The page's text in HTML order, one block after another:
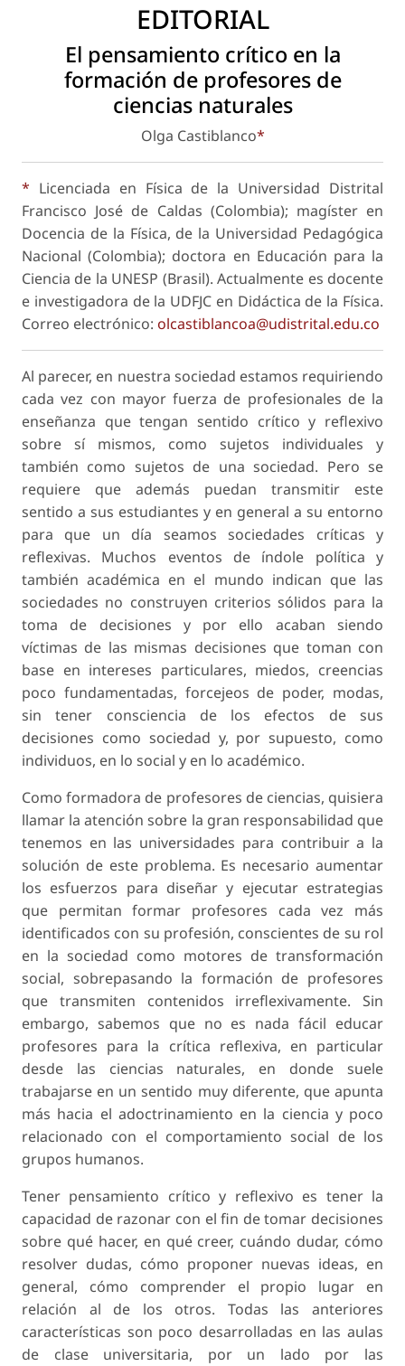
EDITORIAL
El pensamiento crítico en la
formación de profesores de
ciencias naturales
Olga Castiblanco*
* Licenciada en Física de la Universidad Distrital
Francisco José de Caldas (Colombia); magíster en
Docencia de la Física, de la Universidad Pedagógica
Nacional (Colombia); doctora en Educación para la
Ciencia de la UNESP (Brasil). Actualmente es docente
e investigadora de la UDFJC en Didáctica de la Física.
Correo electrónico: olcastiblancoa@udistrital.edu.co
Al parecer, en nuestra sociedad estamos requiriendo
cada vez con mayor fuerza de profesionales de la
enseñanza que tengan sentido crítico y reflexivo
sobre sí mismos, como sujetos individuales y
también como sujetos de una sociedad. Pero se
requiere que además puedan transmitir este
sentido a sus estudiantes y en general a su entorno
para que un día seamos sociedades críticas y
reflexivas. Muchos eventos de índole política y
también académica en el mundo indican que las
sociedades no construyen criterios sólidos para la
toma de decisiones y por ello acaban siendo
víctimas de las mismas decisiones que toman con
base en intereses particulares, miedos, creencias
poco fundamentadas, forcejeos de poder, modas,
sin tener consciencia de los efectos de sus
decisiones como sociedad y, por supuesto, como
individuos, en lo social y en lo académico.
Como formadora de profesores de ciencias, quisiera
llamar la atención sobre la gran responsabilidad que
tenemos en las universidades para contribuir a la
solución de este problema. Es necesario aumentar
los esfuerzos para diseñar y ejecutar estrategias
que permitan formar profesores cada vez más
identificados con su profesión, conscientes de su rol
en la sociedad como motores de transformación
social, sobrepasando la formación de profesores
que transmiten contenidos irreflexivamente. Sin
embargo, sabemos que no es nada fácil educar
profesores para la crítica reflexiva, en particular
desde las ciencias naturales, en donde suele
trabajarse en un sentido muy diferente, que apunta
más hacia el adoctrinamiento en la ciencia y poco
relacionado con el comportamiento social de los
grupos humanos.
Tener pensamiento crítico y reflexivo es tener la
capacidad de razonar con el fin de tomar decisiones
sobre qué hacer, en qué creer, cuándo dudar, cómo
resolver dudas, cómo proponer nuevas ideas, en
general, cómo comprender el propio lugar en
relación al de los otros. Todas las anteriores
características son poco desarrolladas en las aulas
de clase universitaria, por un lado por las